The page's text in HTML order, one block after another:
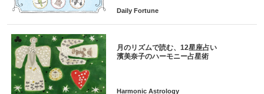
月のリズムで読む、12星座占い